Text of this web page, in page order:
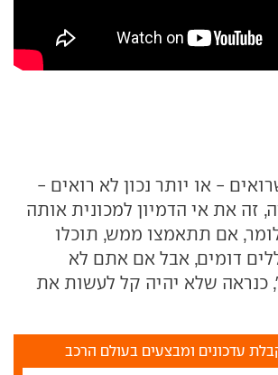
- או יותר נכון לא רואים -
זה את אי הדמיון למכונית אותה
אם תתאמצו ממש, תוכלו
דומים, אבל אם אתם לא
כנראה שלא יהיה קל לעשות את
עדכונים ומבצעים בעולם הרכב